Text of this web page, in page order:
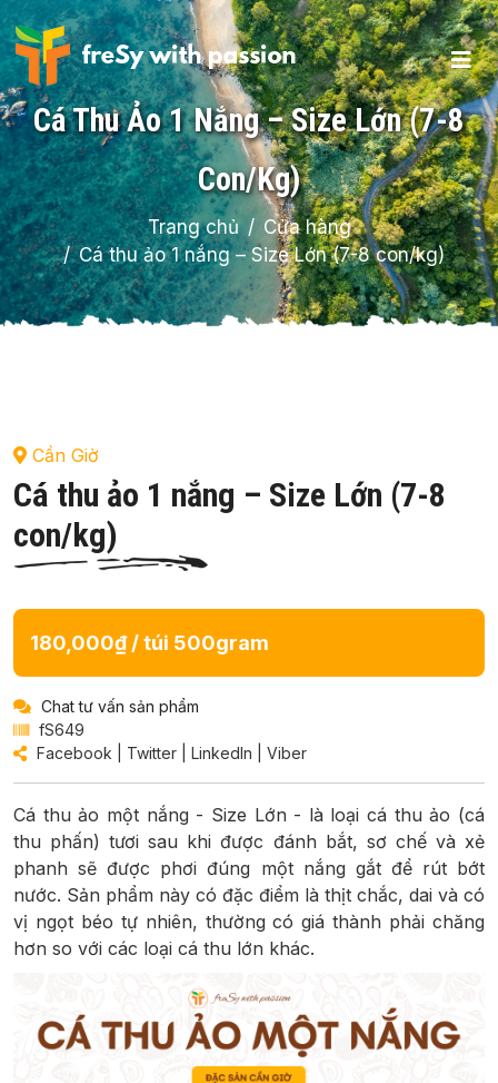
Cá Thu Ảo 1 Nắng – Size Lớn (7-8
Con/kg)
Trang chủ
Cửa hàng
Cá thu ảo 1 nắng – Size Lớn (7-8 con/kg)
Cần Giờ
Cá thu ảo 1 nắng – Size Lớn (7-8
con/kg)
180,000₫ / túi 500gram
Chat tư vấn sản phẩm
fS649
Facebook
Twitter LinkedIn Viber
Cá thu ảo một nắng - Size Lớn - là loại cá thu ảo (cá
thu phấn) tươi sau khi được đánh bắt, sơ chế và xẻ
phanh sẽ được phơi đúng một nắng gắt để rút bớt
nước. Sản phẩm này có đặc điểm là thịt chắc, dai và có
vị ngọt béo tự nhiên, thường có giá thành phải chăng
hơn so với các loại cá thu lớn khác.